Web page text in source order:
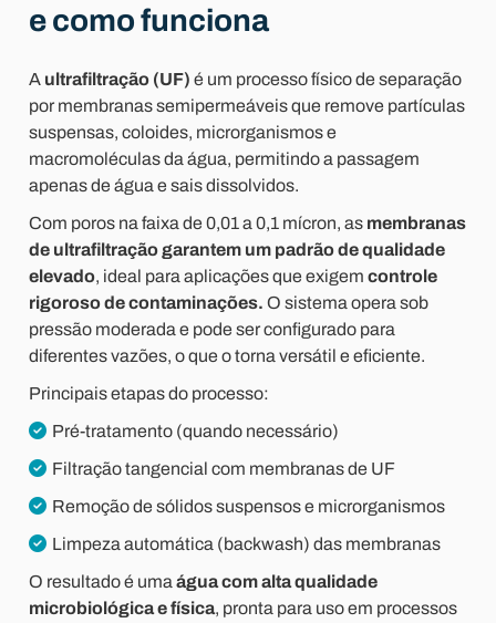
e como funciona
A ultrafiltração (UF) é um processo físico de separação
por membranas semipermeáveis que remove partículas
suspensas, coloides, microrganismos e
macromoléculas da água, permitindo a passagem
apenas de água e sais dissolvidos.
Com poros na faixa de 0,01 a 0,1 mícron, as membranas
de ultrafiltração garantem um padrão de qualidade
elevado, ideal para aplicações que exigem controle
rigoroso de contaminações. O sistema opera sob
pressão moderada e pode ser configurado para
diferentes vazões, o que o torna versátil e eficiente.
Principais etapas do processo:
Pré-tratamento (quando necessário)
Filtração tangencial com membranas de UF
Remoção de sólidos suspensos e microrganismos
Limpeza automática (backwash) das membranas
O resultado é uma água com alta qualidade
microbiológica e física, pronta para uso em processos